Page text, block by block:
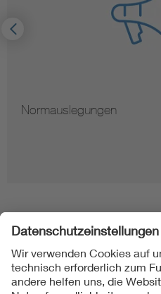
Normauslegungen
Folgen Sie uns